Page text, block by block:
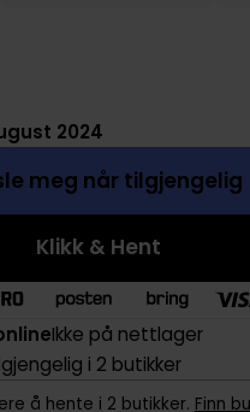
2024
meg når tilgjengelig
Klikk & Hent
Ikke på nettlager
i 2 butikker
å hente i 2 butikker. Finn